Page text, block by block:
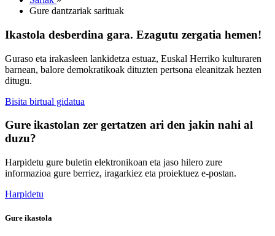
Gure dantzariak sarituak
Ikastola desberdina gara. Ezagutu zergatia hemen!
Guraso eta irakasleen lankidetza estuaz, Euskal Herriko kulturaren
barnean, balore demokratikoak dituzten pertsona eleanitzak hezten
ditugu.
Bisita birtual gidatua
Gure ikastolan zer gertatzen ari den jakin nahi al
duzu?
Harpidetu gure buletin elektronikoan eta jaso hilero zure
informazioa gure berriez, iragarkiez eta proiektuez e-postan.
Harpidetu
Gure ikastola